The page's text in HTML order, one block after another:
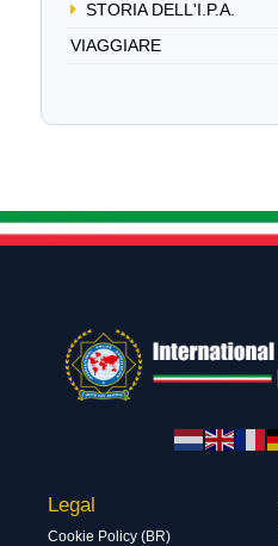
STORIA DELL'I.P.A.
VIAGGIARE
Legal
Cookie Policy (BR)